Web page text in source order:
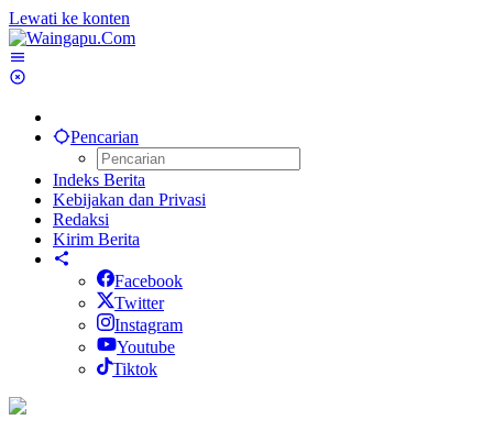
Lewati ke konten
Pencarian
Indeks Berita
Kebijakan dan Privasi
Redaksi
Kirim Berita
Facebook
Twitter
Instagram
Youtube
Tiktok